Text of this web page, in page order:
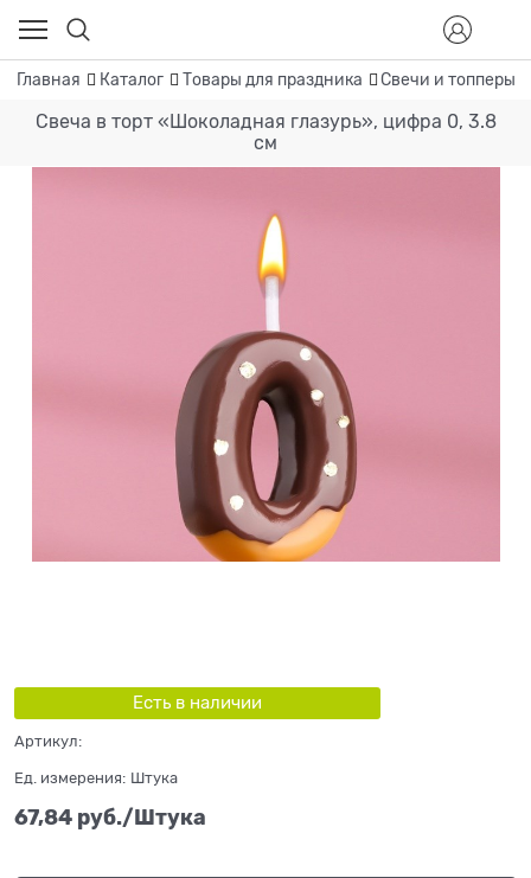
Главная Каталог Товары для праздника Свечи и топперы
Свеча в торт «Шоколадная глазурь», цифра 0, 3.8
см
Есть в наличии
Артикул:
Ед. измерения: Штука
67,84 руб./Штука